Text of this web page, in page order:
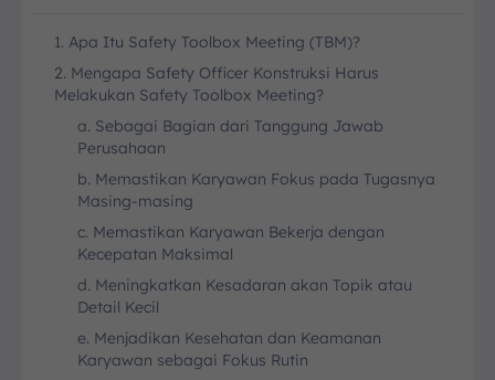
1. Apa Itu Safety Toolbox Meeting (TBM)?
2. Mengapa Safety Officer Konstruksi Harus
Melakukan Safety Toolbox Meeting?
a. Sebagai Bagian dari Tanggung Jawab
Perusahaan
b. Memastikan Karyawan Fokus pada Tugasnya
Masing-masing
c. Memastikan Karyawan Bekerja dengan
Kecepatan Maksimal
d. Meningkatkan Kesadaran akan Topik atau
Detail Kecil
e. Menjadikan Kesehatan dan Keamanan
Karyawan sebagai Fokus Rutin